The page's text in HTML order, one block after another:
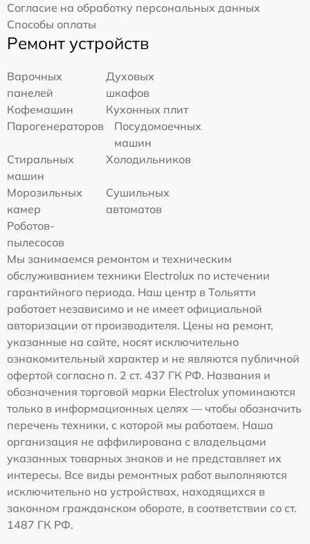
Согласие на обработку персональных данных
Способы оплаты
Ремонт устройств
Варочных
панелей
Духовых
шкафов
Кофемашин
Кухонных плит
Парогенераторов
Посудомоечных
машин
Стиральных
машин
Холодильников
Морозильных
камер
Сушильных
автоматов
Роботов-
пылесосов
Мы занимаемся ремонтом и техническим
обслуживанием техники Electrolux по истечении
гарантийного периода. Наш центр в Тольятти
работает независимо и не имеет официальной
авторизации от производителя. Цены на ремонт,
указанные на сайте, носят исключительно
ознакомительный характер и не являются публичной
офертой согласно п. 2 ст. 437 ГК РФ. Названия и
обозначения торговой марки Electrolux упоминаются
только в информационных целях — чтобы обозначить
перечень техники, с которой мы работаем. Наша
организация не аффилирована с владельцами
указанных товарных знаков и не представляет их
интересы. Все виды ремонтных работ выполняются
исключительно на устройствах, находящихся в
законном гражданском обороте, в соответствии со ст.
1487 ГК РФ.